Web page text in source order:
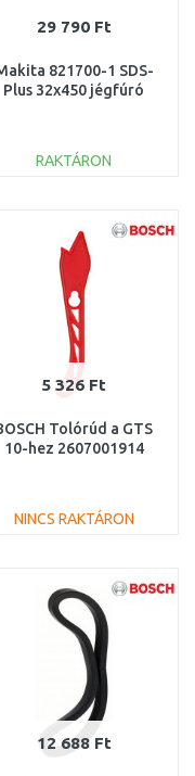
29 790 Ft
821700-1 SDS-
Plus 32x450 jégfúró
RAKTÁRON
Összehasonlítás
5 326 Ft
Tolórúd a GTS
10-hez 2607001914
NINCS RAKTÁRON
Összehasonlítás
12 688 Ft